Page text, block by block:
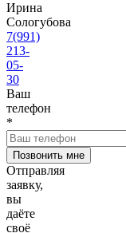
Ирина
Сологубова
7(991)
213-
05-
30
Ваш
телефон
*
Отправляя
заявку,
вы
даёте
своё